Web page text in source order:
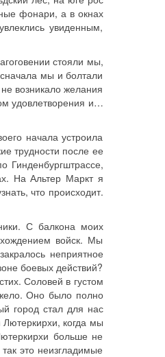
фонари, а в окнах
увиденным,
стояли мы,
мы и болтали
возникало желания
удовлетворения и…
начала устроила
трудности после ее
На Альтер Маркт я
что происходит.
С балкона моих
войск. Мы
неприятное
боевых действий?
Соловей в густом
Оно было полно
город стал для нас
когда мы
больше не
это неизгладимые